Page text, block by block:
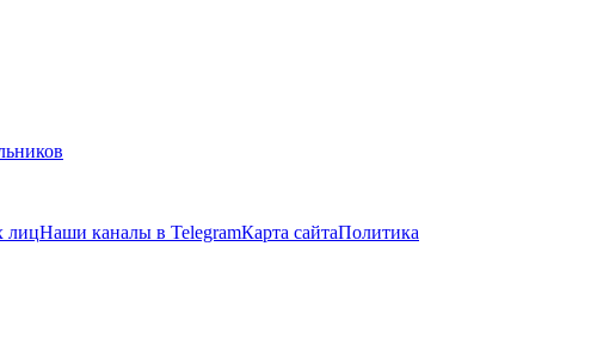
лицНаши каналы в TelegramКарта сайтаПолитика